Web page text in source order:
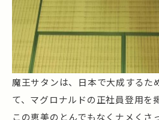
魔王サタンは、日本で大成するた
て、マグロナルドの正社員登用を
この恵美のとんでもなくナメくさ